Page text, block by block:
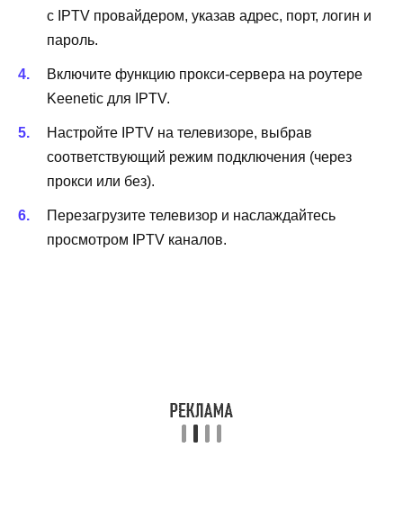
с IPTV провайдером, указав адрес, порт, логин и
пароль.
Включите функцию прокси-сервера на роутере
Keenetic для IPTV.
Настройте IPTV на телевизоре, выбрав
соответствующий режим подключения (через
прокси или без).
Перезагрузите телевизор и наслаждайтесь
просмотром IPTV каналов.